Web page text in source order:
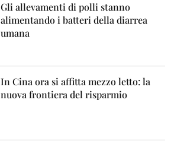
Gli allevamenti di polli stanno
alimentando i batteri della diarrea
umana
In Cina ora si affitta mezzo letto: la
nuova frontiera del risparmio